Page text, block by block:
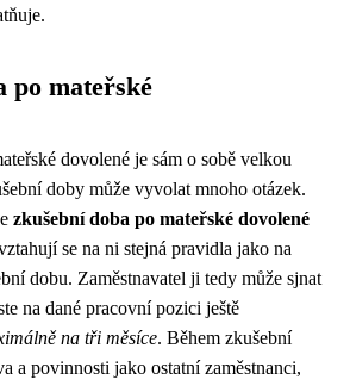
po mateřské
dovolené je sám o sobě velkou
doby může vyvolat mnoho otázek.
zkušební doba po mateřské dovolené
se na ni stejná pravidla jako na
dobu. Zaměstnavatel ji tedy může sjnat
na dané pracovní pozici ještě
na tři měsíce. Během zkušební
a povinnosti jako ostatní zaměstnanci,